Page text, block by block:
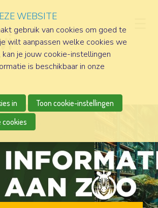
WEBSITE
gebruik van cookies om goed te
wilt aanpassen welke cookies we
kan je jouw cookie-instellingen
is beschikbaar in onze
in
Toon cookie-instellingen
cookies